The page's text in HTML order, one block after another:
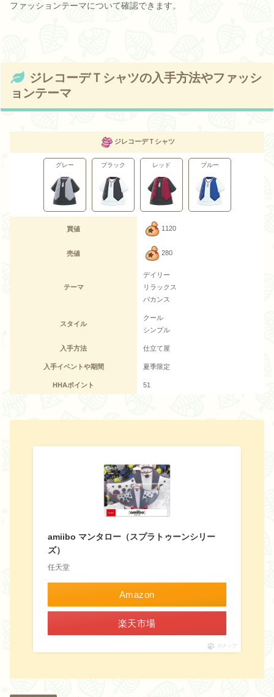
ファッションテーマについて確認できます。
ジレコーデＴシャツの入手方法やファッシ
ョンテーマ
ジレコーデＴシャツ
グレー ブラック レッド ブルー
買値 1120
売値 280
テーマ
デイリー
リラックス
バカンス
スタイル
クール
シンプル
入手方法 仕立て屋
入手イベントや期間 夏季限定
HHAポイント 51
amiibo マンタロー（スプラトゥーンシリー
ズ）
任天堂
Amazon
楽天市場
ポチップ